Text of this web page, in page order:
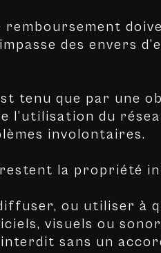
remboursement
des envers
tenu que par une
du
involontaires.
la propriété
ou utiliser à
visuels ou
sans un